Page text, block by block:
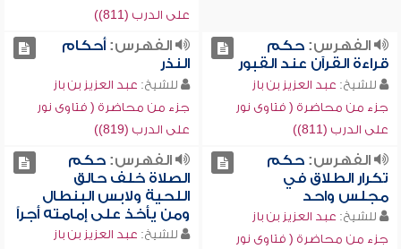
على الدرب (811))
الفهرس:حكم
قراءة القرآن عند القبور
للشيخ: عبد العزيز بن باز
جزء من محاضرة ( فتاوى نور
على الدرب (811))
الفهرس:أحكام
النذر
للشيخ: عبد العزيز بن باز
جزء من محاضرة ( فتاوى نور
على الدرب (819))
الفهرس:حكم
تكرار الطلاق في
مجلس واحد
للشيخ: عبد العزيز بن باز
جزء من محاضرة ( فتاوى نور
الفهرس:حكم
الصلاة خلف حالق
اللحية ولابس البنطال
ومن يأخذ على إمامته أجراً
للشيخ: عبد العزيز بن باز